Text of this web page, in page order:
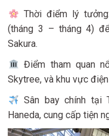
Thời điểm lý
(tháng 3 – tháng 4)
Sakura.
Điểm tham quan
Skytree, và khu vực
Sân bay chính tại
Haneda, cung cấp tiện